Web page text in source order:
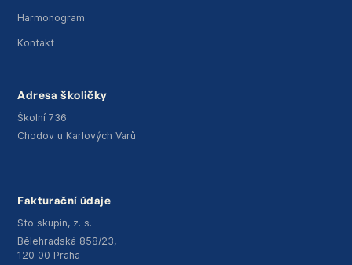
Harmonogram
Kontakt
Adresa školičky
Školní 736
Chodov u Karlových Varů
Fakturační údaje
Sto skupin, z. s.
Bělehradská 858/23,
120 00 Praha